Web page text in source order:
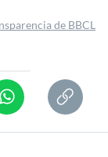
de BBCL